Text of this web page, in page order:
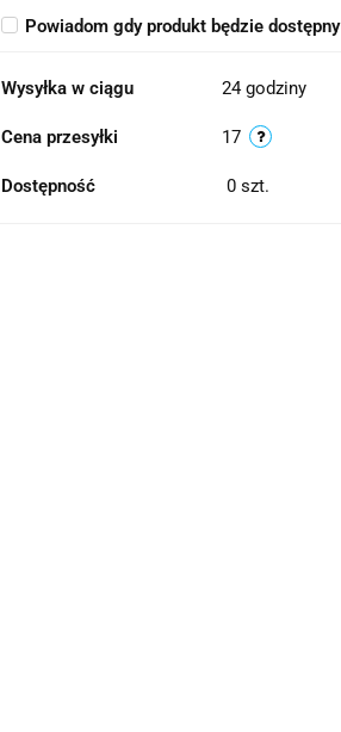
Powiadom gdy produkt będzie dostępny
Wysyłka w ciągu 24 godziny
Cena przesyłki 17
Dostępność 0 szt.